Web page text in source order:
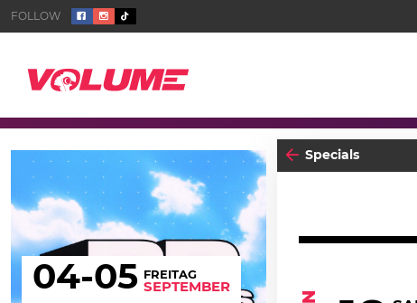
Specials
04-05 FREITAG
SEPTEMBER